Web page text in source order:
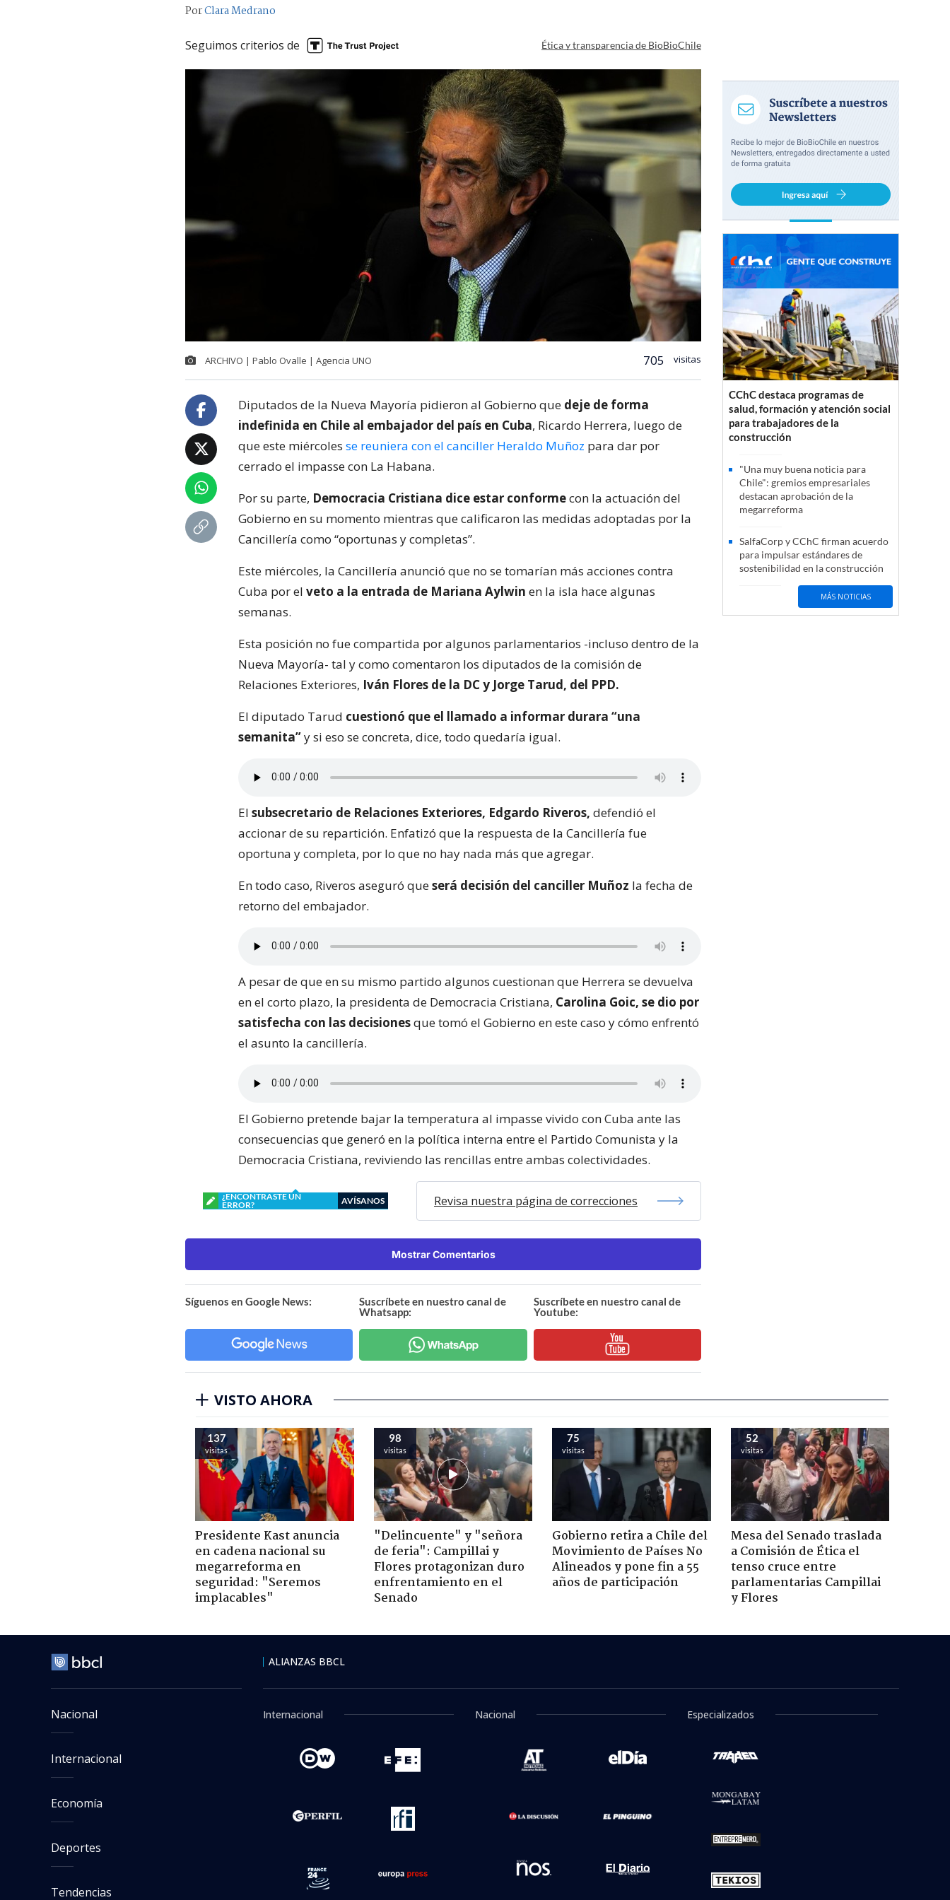
PorClara Medrano
Seguimos criterios de Ética y transparencia de BioBioChile
ARCHIVO | Pablo Ovalle | Agencia UNO 705 visitas
Diputados de la Nueva Mayoría pidieron al Gobierno que deje de forma
indefinida en Chile al embajador del país en Cuba, Ricardo Herrera, luego de
que este miércoles se reuniera con el canciller Heraldo Muñoz para dar por
cerrado el impasse con La Habana.
Por su parte, Democracia Cristiana dice estar conformecon la actuación del
Gobierno en su momento mientras que calificaron las medidas adoptadas por la
Cancillería como “oportunas y completas”.
Este miércoles, la Cancillería anunció que no se tomarían más acciones contra
Cuba por el veto a la entrada de Mariana Aylwin en la isla hace algunas
semanas.
Esta posición no fue compartida por algunos parlamentarios -incluso dentro de la
Nueva Mayoría- tal y como comentaron los diputados de la comisión de
Relaciones Exteriores, Iván Flores de la DC y Jorge Tarud, del PPD.
El diputado Tarud cuestionó que el llamado a informar durara “una
semanita”y si eso se concreta, dice, todo quedaría igual.
El subsecretario de Relaciones Exteriores, Edgardo Riveros, defendió el
accionar de su repartición. Enfatizó que la respuesta de la Cancillería fue
oportuna y completa, por lo que no hay nada más que agregar.
En todo caso, Riveros aseguró queserá decisión del canciller Muñoz la fecha de
retorno del embajador.
A pesar de que en su mismo partido algunos cuestionan que Herrera se devuelva
en el corto plazo, la presidenta de Democracia Cristiana, Carolina Goic, se dio por
satisfecha con las decisionesque tomó el Gobierno en este caso y cómo enfrentó
el asunto la cancillería.
El Gobierno pretende bajar la temperatura al impasse vivido con Cuba ante las
consecuencias que generó en la política interna entre el Partido Comunista y la
Democracia Cristiana, reviviendo las rencillas entre ambas colectividades.
¿ENCONTRASTE UN
ERROR?
AVÍSANOS Revisa nuestra página de correcciones
Mostrar Comentarios
Síguenos en Google News:
Suscríbete en nuestro canal de
Whatsapp:
Suscríbete en nuestro canal de
Youtube:
CChC destaca programas de
salud, formación y atención social
para trabajadores de la
construcción
"Una muy buena noticia para
Chile": gremios empresariales
destacan aprobación de la
megarreforma
SalfaCorp y CChC firman acuerdo
para impulsar estándares de
sostenibilidad en la construcción
MÁS NOTICIAS
VISTO AHORA
137
visitas
Presidente Kast anuncia
en cadena nacional su
megarreforma en
seguridad: "Seremos
implacables"
98
visitas
"Delincuente" y "señora
de feria": Campillai y
Flores protagonizan duro
enfrentamiento en el
Senado
75
visitas
Gobierno retira a Chile del
Movimiento de Países No
Alineados y pone fin a 55
años de participación
52
visitas
Mesa del Senado traslada
a Comisión de Ética el
tenso cruce entre
parlamentarias Campillai
y Flores
Nacional
Internacional
Economía
Deportes
Tendencias
ALIANZAS BBCL
Internacional Nacional Especializados